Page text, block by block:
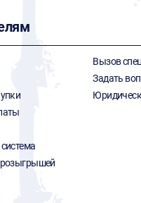
Вызов
Задать